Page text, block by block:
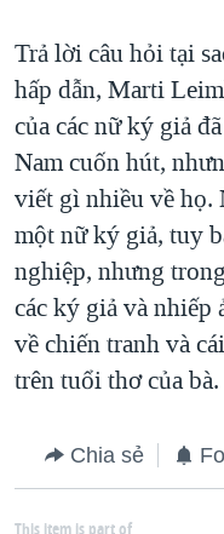
Trả lời câu hỏi tại
hấp dẫn, Marti
của các nữ ký giả
Nam cuốn hút,
viết gì nhiều về họ.
một nữ ký giả, tuy
nghiệp, nhưng
các ký giả và nhiếp
về chiến tranh và
trên tuổi thơ của bà.
Chia sẻ
This item is part of